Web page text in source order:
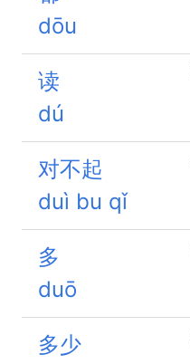
dōu
读
dú
对不起
duì bu qǐ
多
duō
多少